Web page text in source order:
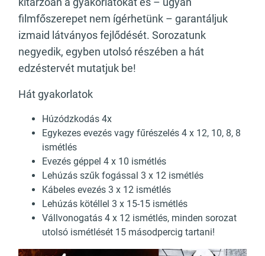
filmfőszerepet nem ígérhetünk – garantáljuk
izmaid látványos fejlődését. Sorozatunk
negyedik, egyben utolsó részében a hát
edzéstervét mutatjuk be!
Hát gyakorlatok
Húzódzkodás 4x
Egykezes evezés vagy fűrészelés 4 x 12, 10, 8, 8
ismétlés
Evezés géppel 4 x 10 ismétlés
Lehúzás szűk fogással 3 x 12 ismétlés
Kábeles evezés 3 x 12 ismétlés
Lehúzás kötéllel 3 x 15-15 ismétlés
Vállvonogatás 4 x 12 ismétlés, minden sorozat
utolsó ismétlését 15 másodpercig tartani!